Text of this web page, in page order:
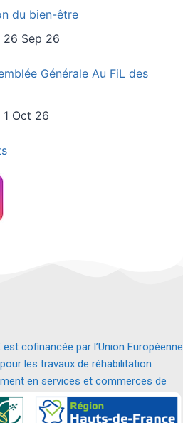
du bien-être
26 Sep 26
Générale Au FiL des
1 Oct 26
cofinancée par l’Union Européenne
les travaux de réhabilitation
en services et commerces de
proximité.